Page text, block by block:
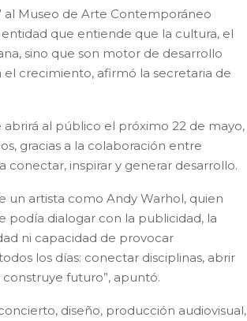
al Museo de Arte Contemporáneo
que entiende que la cultura, el
sino que son motor de desarrollo
crecimiento, afirmó la secretaria de
al público el próximo 22 de mayo,
gracias a la colaboración entre
inspirar y generar desarrollo.
un artista como Andy Warhol, quien
podía dialogar con la publicidad, la
ni capacidad de provocar
los días: conectar disciplinas, abrir
futuro”, apuntó.
diseño, producción audiovisual,